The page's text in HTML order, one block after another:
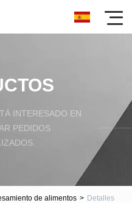
INTERESADO EN
PEDIDOS
de alimentos > Detalles